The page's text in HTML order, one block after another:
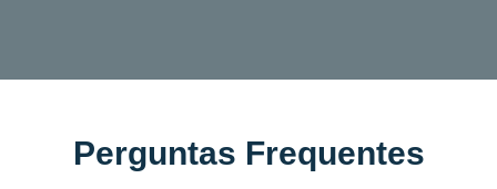
Perguntas Frequentes